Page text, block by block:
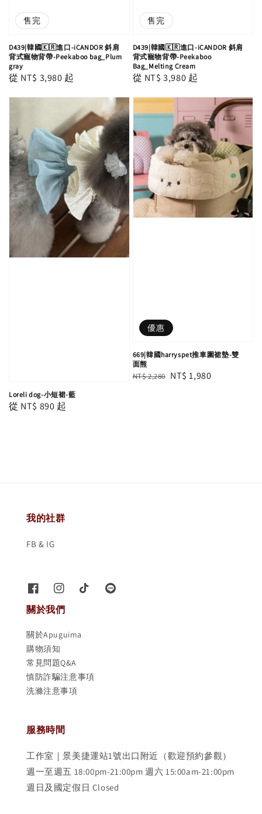
售完
D439|韓國🇰🇷進口-iCANDOR 斜肩
背式寵物背帶-Peekaboo bag_Plum
gray
Regular
從 NT$ 3,980 起
售完
D439|韓國🇰🇷進口-iCANDOR 斜肩
背式寵物背帶-Peekaboo
Bag_Melting Cream
Regular
從 NT$ 3,980 起
Loreli dog-小短裙-藍
Regular
從 NT$ 890 起
優惠
669|韓國harryspet推車圍裙墊-雙
面熊
Regular
NT$ 2,280 Sale
NT$ 1,980
我的社群
FB & IG
關於我們
關於Apuguima
購物須知
常見問題Q&A
慎防詐騙注意事項
洗滌注意事項
服務時間
工作室｜景美捷運站1號出口附近（歡迎預約參觀）
週一至週五 18:00pm-21:00pm 週六 15:00am-21:00pm
週日及國定假日 Closed